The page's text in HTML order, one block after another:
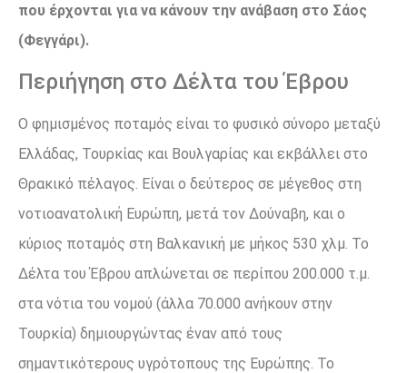
που έρχονται για να κάνουν την ανάβαση στο Σάος
(Φεγγάρι).
Περιήγηση στο Δέλτα του Έβρου
Ο φημισμένος ποταμός είναι το φυσικό σύνορο μεταξύ
Ελλάδας, Τουρκίας και Βουλγαρίας και εκβάλλει στο
Θρακικό πέλαγος. Είναι ο δεύτερος σε μέγεθος στη
νοτιοανατολική Ευρώπη, μετά τον Δούναβη, και ο
κύριος ποταμός στη Βαλκανική με μήκος 530 χλμ. Το
Δέλτα του Έβρου απλώνεται σε περίπου 200.000 τ.μ.
στα νότια του νομού (άλλα 70.000 ανήκουν στην
Τουρκία) δημιουργώντας έναν από τους
σημαντικότερους υγρότοπους της Ευρώπης. Το